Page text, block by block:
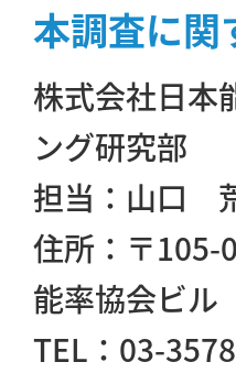
本調査に関
株式会社日
ング研究部
担当：山口
住所：〒
能率協会ビル
TEL：03-